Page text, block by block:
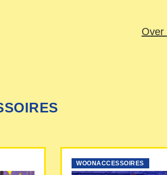
Over
WOONACCESSOIRES